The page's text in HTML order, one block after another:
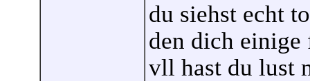
du siehst echt
den dich einige
vll hast du lust